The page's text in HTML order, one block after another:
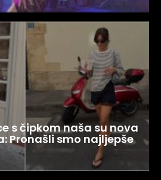
s čipkom naša su nova
Pronašli smo najljepše